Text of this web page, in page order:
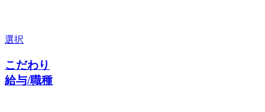
選択
こだわり
給与/職種